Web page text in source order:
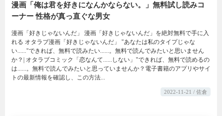
漫画「俺は君を好きになんかならない。」無料試し読みコ
ーナー 性格が真っ直ぐな男女
漫画「好きじゃないんだ」 漫画「好きじゃないんだ」を絶対無料で手に入
れる オタラブ漫画「好きじゃないんだ」 "あなたは私のタイプじゃな
い......"できれば、無料で読みたい......。無料で読んでみたいと思いません
か？| オタラブコミック「恋なんて......しない」"できれば、無料で読めるの
は......。無料で読んでみたいと思っていませんか？電子書籍のアプリやサイ
トの最新情報を確認し、この方法...
2022-11-21 / 佐倉